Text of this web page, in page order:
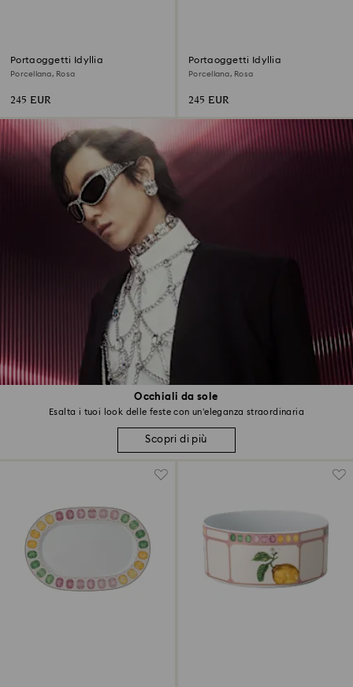
Portaoggetti Idyllia
Porcellana, Rosa
245 EUR
Portaoggetti Idyllia
Porcellana, Rosa
245 EUR
Occhiali da sole
Esalta i tuoi look delle feste con un’eleganza straordinaria
Scopri di più